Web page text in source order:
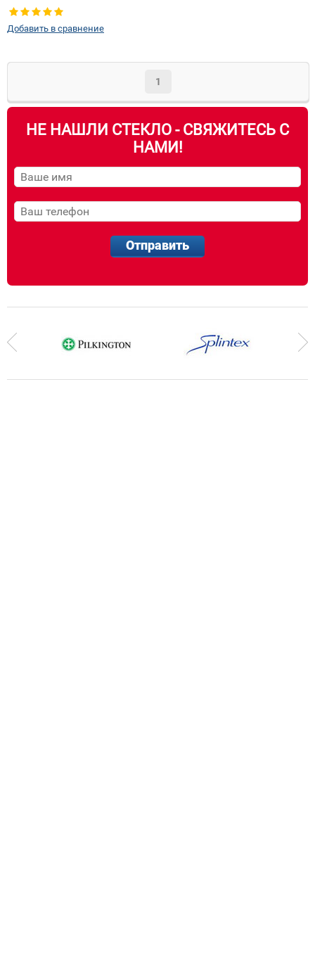
Добавить в сравнение
1
НЕ НАШЛИ СТЕКЛО - СВЯЖИТЕСЬ С
НАМИ!
Отправить